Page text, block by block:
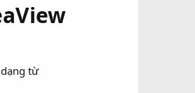
từ